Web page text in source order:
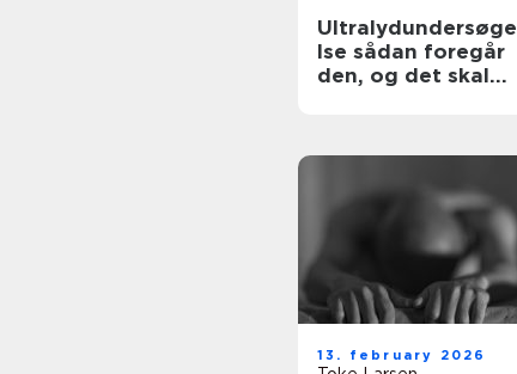
Ultralydundersøge
lse sådan foregår
den, og det skal
13. february 2026